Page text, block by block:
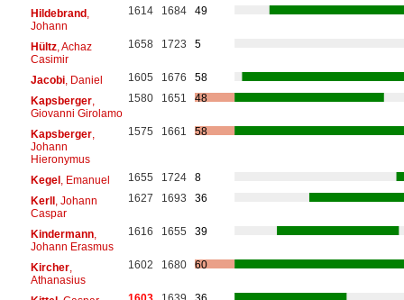
Hildebrand,
Johann
1614 1684 49
Hültz, Achaz
Casimir
1658 1723 5
Jacobi, Daniel 1605 1676
58
Kapsberger,
Giovanni Girolamo
1580 1651 48
Kapsberger,
Johann
Hieronymus
1575 1661 58
Kegel, Emanuel 1655 1724
8
Kerll, Johann
Caspar
1627 1693 36
Kindermann,
Johann Erasmus
1616 1655 39
Kircher,
Athanasius
1602 1680 60